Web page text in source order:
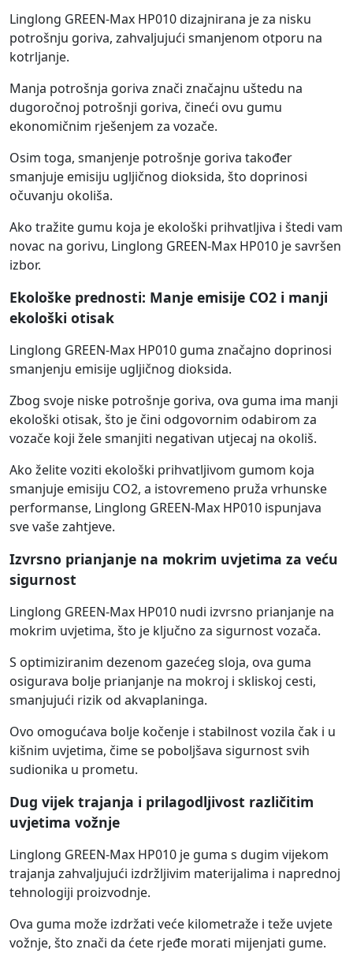
Linglong GREEN-Max HP010 dizajnirana je za nisku
potrošnju goriva, zahvaljujući smanjenom otporu na
kotrljanje.
Manja potrošnja goriva znači značajnu uštedu na
dugoročnoj potrošnji goriva, čineći ovu gumu
ekonomičnim rješenjem za vozače.
Osim toga, smanjenje potrošnje goriva također
smanjuje emisiju ugljičnog dioksida, što doprinosi
očuvanju okoliša.
Ako tražite gumu koja je ekološki prihvatljiva i štedi vam
novac na gorivu, Linglong GREEN-Max HP010 je savršen
izbor.
Ekološke prednosti: Manje emisije CO2 i manji
ekološki otisak
Linglong GREEN-Max HP010 guma značajno doprinosi
smanjenju emisije ugljičnog dioksida.
Zbog svoje niske potrošnje goriva, ova guma ima manji
ekološki otisak, što je čini odgovornim odabirom za
vozače koji žele smanjiti negativan utjecaj na okoliš.
Ako želite voziti ekološki prihvatljivom gumom koja
smanjuje emisiju CO2, a istovremeno pruža vrhunske
performanse, Linglong GREEN-Max HP010 ispunjava
sve vaše zahtjeve.
Izvrsno prianjanje na mokrim uvjetima za veću
sigurnost
Linglong GREEN-Max HP010 nudi izvrsno prianjanje na
mokrim uvjetima, što je ključno za sigurnost vozača.
S optimiziranim dezenom gazećeg sloja, ova guma
osigurava bolje prianjanje na mokroj i skliskoj cesti,
smanjujući rizik od akvaplaninga.
Ovo omogućava bolje kočenje i stabilnost vozila čak i u
kišnim uvjetima, čime se poboljšava sigurnost svih
sudionika u prometu.
Dug vijek trajanja i prilagodljivost različitim
uvjetima vožnje
Linglong GREEN-Max HP010 je guma s dugim vijekom
trajanja zahvaljujući izdržljivim materijalima i naprednoj
tehnologiji proizvodnje.
Ova guma može izdržati veće kilometraže i teže uvjete
vožnje, što znači da ćete rjeđe morati mijenjati gume.